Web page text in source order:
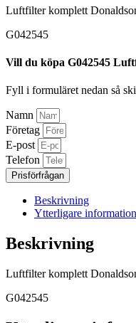
Luftfilter komplett
G042545
Vill du köpa G042545
Fyll i formuläret nedan så
Namn
Företag
E-post
Telefon
Prisförfrågan
Beskrivning
Ytterligare information
Beskrivning
Luftfilter komplett
G042545